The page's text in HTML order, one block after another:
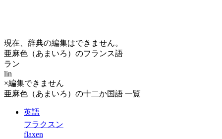
現在、辞典の編集はできません。
亜麻色（あまいろ）のフランス語
ラン
lin
×編集できません
亜麻色（あまいろ）の十二か国語 一覧
英語
フラクスン
flaxen